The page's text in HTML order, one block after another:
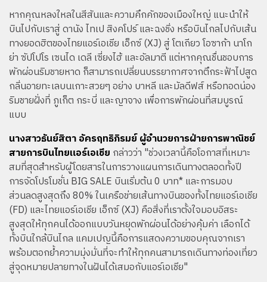
หากคุณหลงใหลในสีสันและความคึกคักของเมืองใหญ่ แนะนำให้
บินไปกับเราสู่ ดานัง ไทเป สิงคโปร์ และฉงชิ่ง หรือบินไกลไปกับเส้น
ทางยอดฮิตของไทยแอร์เอเชีย เอ็กซ์ (XJ) สู่ โตเกียว โอซาก้า นาโก
ย่า ซัปโปโร เซนได เดลี เซี่ยงไฮ้ และอัลมาตี แต่หากคุณชื่นชอบการ
พักผ่อนริมชายหาด ก็สามารถเปลี่ยนบรรยากาศจากตึกระฟ้าไปสูด
กลิ่นอายทะเลบนเกาะสวยๆ อย่าง บาหลี และมัลดีฟส์ หรือทอดน่อง
ริมชายฝั่งที่ ภูเก็ต กระบี่ และญาจาง เพื่อการพักผ่อนที่สมบูรณ์
แบบ
นางสาวธันย์สิตา อัครฤทธิภิรมย์ ผู้อำนวยการฝ่ายการพาณิชย์
สายการบินไทยแอร์เอเชีย กล่าวว่า "ช่วงเวลานี้คือโอกาสที่เหมาะ
สมที่สุดสำหรับผู้โดยสารในการวางแผนการเดินทางตลอดทั้งปี
การจัดโปรโมชั่น BIG SALE บินเริ่มต้น 0 บาท* และการมอบ
ส่วนลดสูงสุดถึง 80% ในเครือข่ายเส้นทางบินของทั้งไทยแอร์เอเชีย
(FD) และไทยแอร์เอเชีย เอ็กซ์ (XJ) คือสิ่งที่เราตั้งใจมอบอิสระ
สูงสุดให้ทุกคนได้ออกแบบวันหยุดพักผ่อนได้อย่างคุ้มค่า เลือกได้
ทั้งบินใกล้บินไกล แคมเปญนี้คือการแสดงความขอบคุณจากเรา
พร้อมตอกย้ำความมุ่งมั่นที่จะทำให้ทุกคนสามารถเดินทางท่องเที่ยว
สู่จุดหมายปลายทางในฝันได้เสมอกับแอร์เอเชีย"